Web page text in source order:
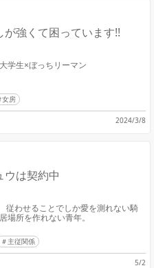
強くて困っています!!
学生×ぼっちリーマン
女房
2024/3/8
ウは契約中
従わせることでしか愛を測れない騎
場所を作れない青年。
主従関係
5/2